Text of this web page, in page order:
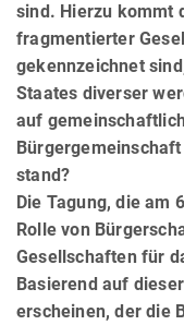
sind. Hierzu kommt
fragmentierter
gekennzeichnet
Staates diverser
auf
stand?
Die Tagung, die am
Rolle von
Gesellschaften für
Basierend auf
erscheinen, der die